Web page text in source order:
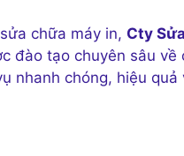
chữa máy in, Cty
đào tạo chuyên sâu
nhanh chóng, hiệu